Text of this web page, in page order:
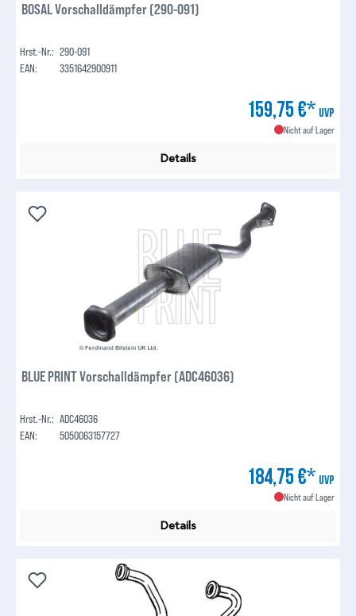
BOSAL Vorschalldämpfer (290-091)
Hrst.-Nr.: 290-091
EAN:
3351642900911
159,75 €* UVP
Nicht auf Lager
Details
BLUE PRINT Vorschalldämpfer (ADC46036)
Hrst.-Nr.: ADC46036
EAN:
5050063157727
184,75 €* UVP
Nicht auf Lager
Details